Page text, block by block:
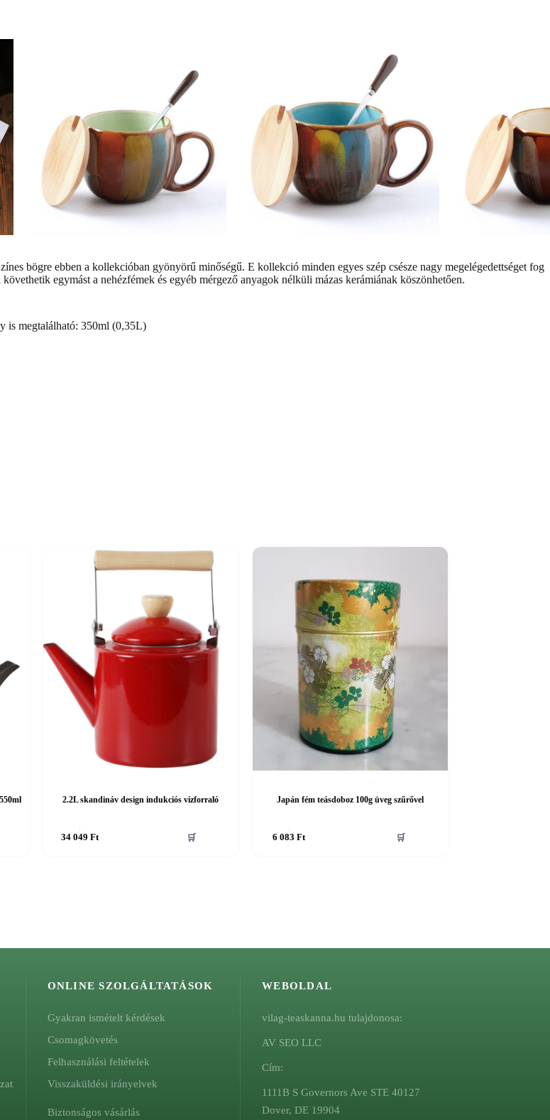
bögre ebben a kollekcióban gyönyörű minőségű. E kollekció minden egyes szép csésze nagy megelégedettséget fog
egymást a nehézfémek és egyéb mérgező anyagok nélküli mázas kerámiának köszönhetően.
is megtalálható: 350ml (0,35L)
2.2L skandináv design indukciós vízforraló
34 049 Ft 🛒
Japán fém teásdoboz 100g üveg szűrővel
6 083Ft 🛒
ONLINE SZOLGÁLTATÁSOK
Gyakran ismételt kérdések
Csomagkövetés
Felhasználási feltételek
Visszaküldési irányelvek
Biztonságos vásárlás
WEBOLDAL
vilag-teaskanna.hu tulajdonosa:
AV SEO LLC
Cím:
1111B S Governors Ave STE 40127
Dover, DE 19904